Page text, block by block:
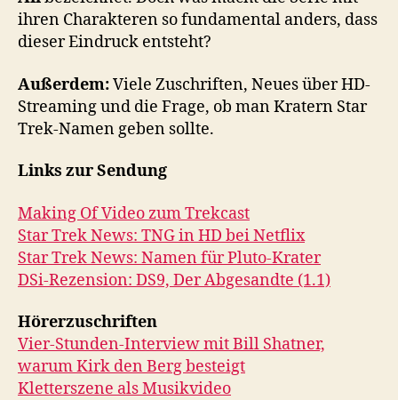
ihren Charakteren so fundamental anders, dass
dieser Eindruck entsteht?
Außerdem:Viele Zuschriften, Neues über HD-
Streaming und die Frage, ob man Kratern Star
Trek-Namen geben sollte.
Links zur Sendung
Making Of Video zum Trekcast
Star Trek News: TNG in HD bei Netflix
Star Trek News: Namen für Pluto-Krater
DSi-Rezension: DS9, Der Abgesandte (1.1)
Hörerzuschriften
Vier-Stunden-Interview mit Bill Shatner,
warum Kirk den Berg besteigt
Kletterszene als Musikvideo